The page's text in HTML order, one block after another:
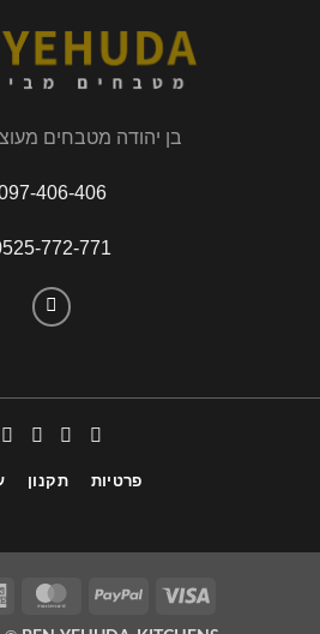
בן יהודה מטבחים
406-406
772-771
פרטיות תקנון